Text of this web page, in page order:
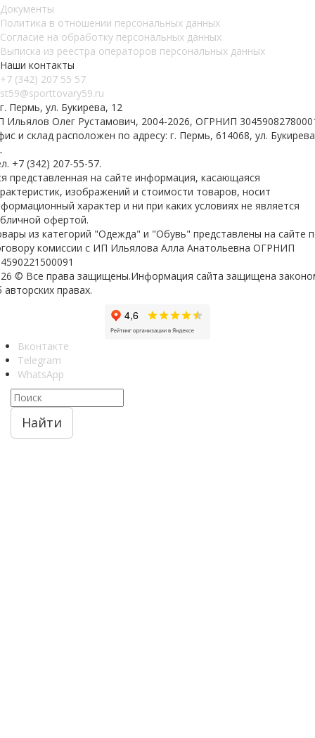
Документы
Политика в отношении персональных данных
Согласие на обработку персональных данных
Выписка из реестра операторов персональных данных
Наши контакты
+7 (342) 207 55 57
st59@sporttovary59.ru
г. Пермь, ул. Букирева, 12
Ильялов Олег Рустамович, 2004-2026, ОГРНИП
и склад расположен по адресу: г. Пермь, 614068, ул.
+7 (342) 207-55-57.
представленная на сайте информация, касающаяся
изображений и стоимости товаров, носит
характер и ни при каких условиях не является
офертой.
из категорий "Одежда" и "Обувь" представлены на сайте
комиссии с ИП Ильялова Алла Анатольевна ОГРНИП
© Все права защищены.Информация сайта защищена
авторских правах.
Вконтакте
Telegram
WhatsApp
Найти